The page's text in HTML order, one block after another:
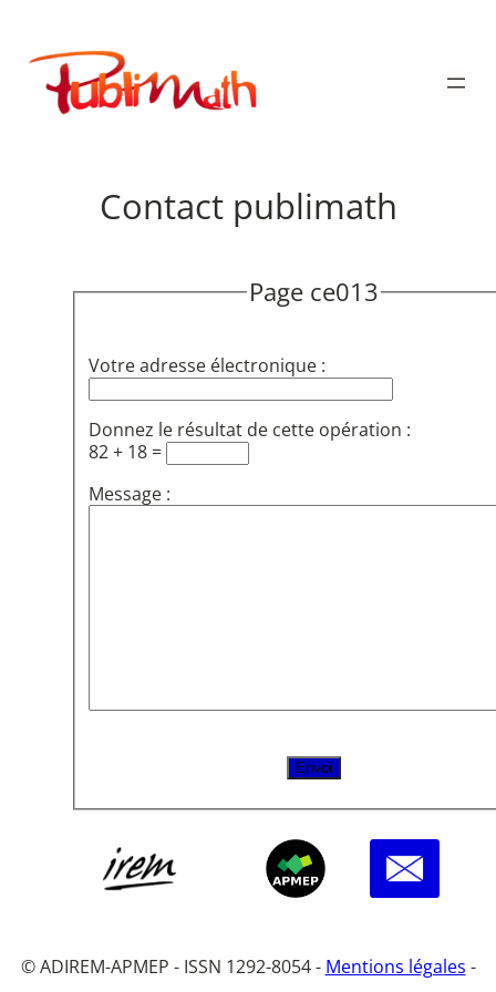
contenu
Publimath
Contact publimath
Page ce013
Votre adresse électronique :
Donnez le résultat de cette opération :
82 + 18 =
Message :
© ADIREM-APMEP - ISSN 1292-8054 - Mentions légales -